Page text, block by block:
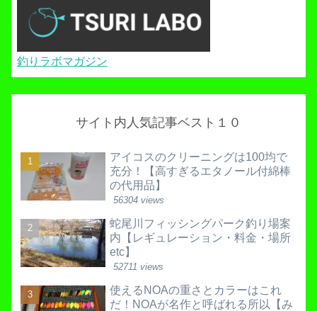
釣りラボマガジン
サイト内人気記事ベスト１０
アイコスのクリーニングは100均で
充分！【高すぎるエタノール付綿棒
の代用品】
56304 views
蛇尾川フィッシングパーク釣り場案
内【レギュレーション・料金・場所
etc】
52711 views
使えるNOAの重さとカラーはこれ
だ！NOAが名作と呼ばれる所以【み